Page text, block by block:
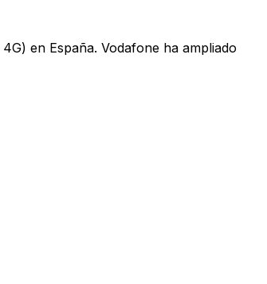
en España. Vodafone ha ampliado